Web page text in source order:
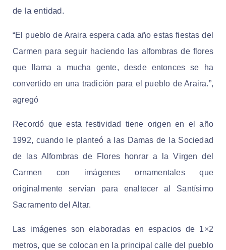
de la entidad.
“El pueblo de Araira espera cada año estas fiestas del
Carmen para seguir haciendo las alfombras de flores
que llama a mucha gente, desde entonces se ha
convertido en una tradición para el pueblo de Araira.”,
agregó
Recordó que esta festividad tiene origen en el año
1992, cuando le planteó a las Damas de la Sociedad
de las Alfombras de Flores honrar a la Virgen del
Carmen con imágenes ornamentales que
originalmente servían para enaltecer al Santísimo
Sacramento del Altar.
Las imágenes son elaboradas en espacios de 1×2
metros, que se colocan en la principal calle del pueblo